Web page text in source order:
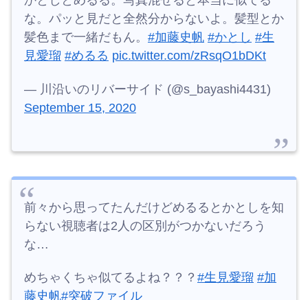
な。パッと見だと全然分からないよ。髪型とか
髪色まで一緒だもん。 #加藤史帆 #かとし #生
見愛瑠 #めるる pic.twitter.com/zRsqO1bDKt
— 川沿いのリバーサイド (@s_bayashi4431)
September 15, 2020
前々から思ってたんだけどめるるとかとしを知
らない視聴者は2人の区別がつかないだろう
な…
めちゃくちゃ似てるよね？？？ #生見愛瑠 #加
藤史帆#突破ファイル